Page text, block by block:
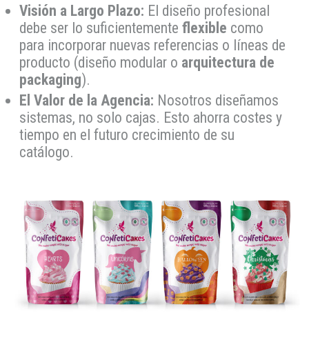
Visión a Largo Plazo: El diseño profesional
debe ser lo suficientementeflexible como
para incorporar nuevas referencias o líneas de
producto (diseño modular o arquitectura de
packaging).
El Valor de la Agencia: Nosotros diseñamos
sistemas, no solo cajas. Esto ahorra costes y
tiempo en el futuro crecimiento de su
catálogo.